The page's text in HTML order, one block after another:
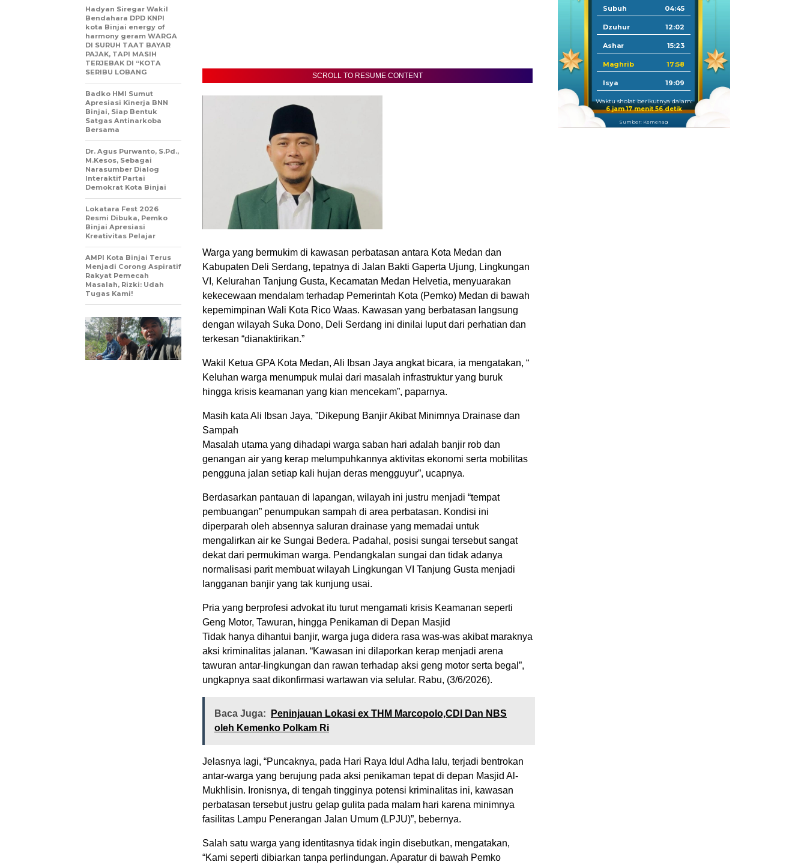
SCROLL TO RESUME CONTENT
Warga yang bermukim di kawasan perbatasan antara Kota Medan dan
Kabupaten Deli Serdang, tepatnya di Jalan Bakti Gaperta Ujung, Lingkungan
VI, Kelurahan Tanjung Gusta, Kecamatan Medan Helvetia, menyuarakan
kekecewaan mendalam terhadap Pemerintah Kota (Pemko) Medan di bawah
kepemimpinan Wali Kota Rico Waas. Kawasan yang berbatasan langsung
dengan wilayah Suka Dono, Deli Serdang ini dinilai luput dari perhatian dan
terkesan “dianaktirikan.”
Wakil Ketua GPA Kota Medan, Ali Ibsan Jaya angkat bicara, ia mengatakan, “​
Keluhan warga menumpuk mulai dari masalah infrastruktur yang buruk
hingga krisis keamanan yang kian mencekam”, paparnya.
Masih kata Ali Ibsan Jaya, ​”Dikepung Banjir Akibat Minimnya Drainase dan
Sampah
​Masalah utama yang dihadapi warga saban hari adalah banjir rob dan
genangan air yang kerap melumpuhkannya aktivitas ekonomi serta mobilitas
pengguna jalan setiap kali hujan deras mengguyur”, ucapnya.
Berdasarkan pantauan di lapangan, wilayah ini justru menjadi “tempat
pembuangan” penumpukan sampah di area perbatasan. ​Kondisi ini
diperparah oleh absennya saluran drainase yang memadai untuk
mengalirkan air ke Sungai Bedera. Padahal, posisi sungai tersebut sangat
dekat dari permukiman warga. Pendangkalan sungai dan tidak adanya
normalisasi parit membuat wilayah Lingkungan VI Tanjung Gusta menjadi
langganan banjir yang tak kunjung usai.
Pria yang berprofesi advokat itu turut mengamati ​krisis Keamanan seperti
Geng Motor, Tawuran, hingga Penikaman di Depan Masjid
​Tidak hanya dihantui banjir, warga juga didera rasa was-was akibat maraknya
aksi kriminalitas jalanan. “Kawasan ini dilaporkan kerap menjadi arena
tawuran antar-lingkungan dan rawan terhadap aksi geng motor serta begal”,
ungkapnya saat dikonfirmasi wartawan via selular. Rabu, (3/6/2026).
Baca Juga:
Peninjauan Lokasi ex THM Marcopolo,CDI Dan NBS
oleh Kemenko Polkam Ri
Jelasnya lagi, “​Puncaknya, pada Hari Raya Idul Adha lalu, terjadi bentrokan
antar-warga yang berujung pada aksi penikaman tepat di depan Masjid Al-
Mukhlisin. Ironisnya, di tengah tingginya potensi kriminalitas ini, kawasan
perbatasan tersebut justru gelap gulita pada malam hari karena minimnya
fasilitas Lampu Penerangan Jalan Umum (LPJU)”, bebernya.
​Salah satu warga yang identitasnya tidak ingin disebutkan, mengatakan,
“Kami seperti dibiarkan tanpa perlindungan. Aparatur di bawah Pemko
Hadyan Siregar Wakil
Bendahara DPD KNPI
kota Binjai energy of
harmony geram WARGA
DI SURUH TAAT BAYAR
PAJAK, TAPI MASIH
TERJEBAK DI “KOTA
SERIBU LOBANG
Badko HMI Sumut
Apresiasi Kinerja BNN
Binjai, Siap Bentuk
Satgas Antinarkoba
Bersama
Dr. Agus Purwanto, S.Pd.,
M.Kesos, Sebagai
Narasumber Dialog
Interaktif Partai
Demokrat Kota Binjai
Lokatara Fest 2026
Resmi Dibuka, Pemko
Binjai Apresiasi
Kreativitas Pelajar
AMPI Kota Binjai Terus
Menjadi Corong Aspiratif
Rakyat Pemecah
Masalah, Rizki: Udah
Tugas Kami!
Subuh 04:45
Dzuhur 12:02
Ashar 15:23
Maghrib 17:58
Isya 19:09
Waktu sholat berikutnya dalam:
6 jam 17 menit 55 detik
Sumber: Kemenag